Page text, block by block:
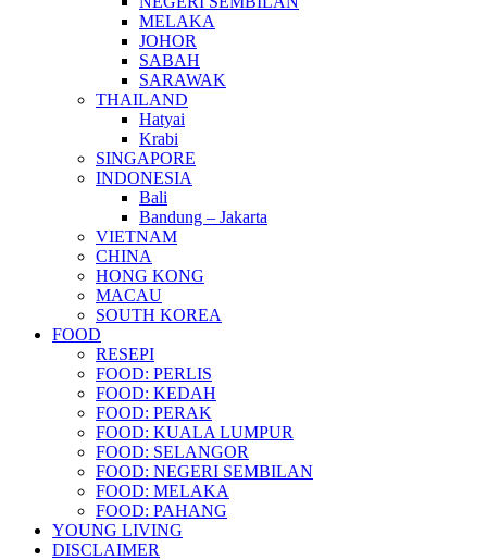
MELAKA
JOHOR
SABAH
SARAWAK
THAILAND
Hatyai
Krabi
SINGAPORE
INDONESIA
Bali
Bandung – Jakarta
VIETNAM
CHINA
HONG KONG
MACAU
SOUTH KOREA
FOOD
RESEPI
FOOD: PERLIS
FOOD: KEDAH
FOOD: PERAK
FOOD: KUALA LUMPUR
FOOD: SELANGOR
FOOD: NEGERI SEMBILAN
FOOD: MELAKA
FOOD: PAHANG
YOUNG LIVING
DISCLAIMER